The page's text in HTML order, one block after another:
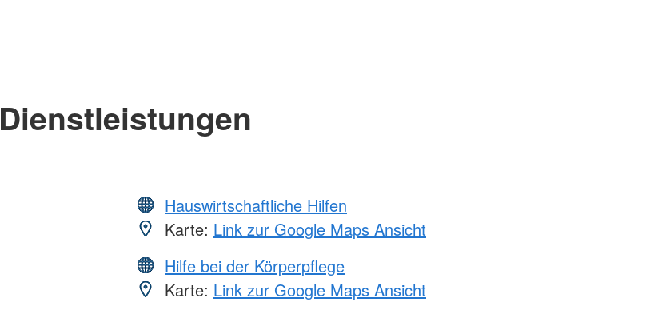
Dienstleistungen
Hauswirtschaftliche Hilfen
Karte: Link zur Google Maps Ansicht
Hilfe bei der Körperpflege
Karte: Link zur Google Maps Ansicht